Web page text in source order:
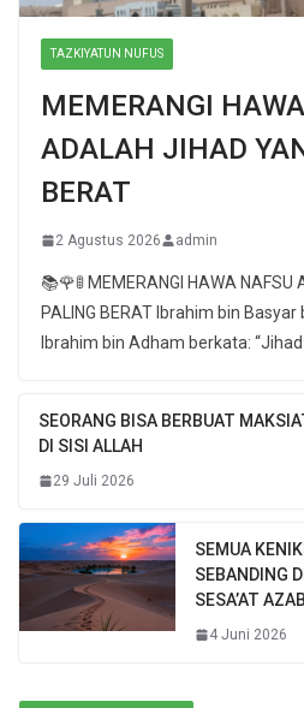
TAZKIYATUN NUFUS
MEMERANGI
ADALAH JIHAD
BERAT
2 Agustus 2026 admin
📚🌹🚦 MEMERANGI HAWA NAFSU
PALING BERAT Ibrahim bin
Ibrahim bin Adham berkata: “Jihad
SEORANG BISA BERBUAT
DI SISI ALLAH
29 Juli 2026
SEMUA
SEBANDING
SESA’AT
4 Juni 2026